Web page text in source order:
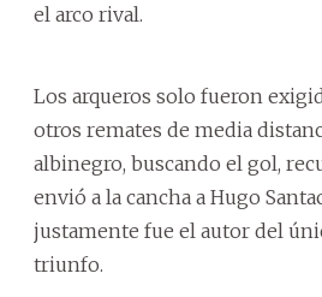
el arco rival.
Los arqueros solo fueron
otros remates de media
albinegro, buscando el gol,
envió a la cancha a Hugo
justamente fue el autor del
triunfo.